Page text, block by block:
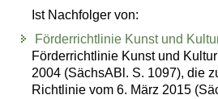
Ist Nachfolger von:
Förderrichtlinie Kunst und
Förderrichtlinie Kunst und
2004 (SächsABl. S. 1097), die
Richtlinie vom 6. März 2015